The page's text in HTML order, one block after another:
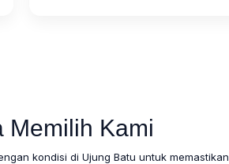
Memilih Kami
kondisi di Ujung Batu untuk memastikan